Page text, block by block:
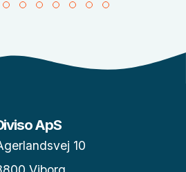
ApS
10